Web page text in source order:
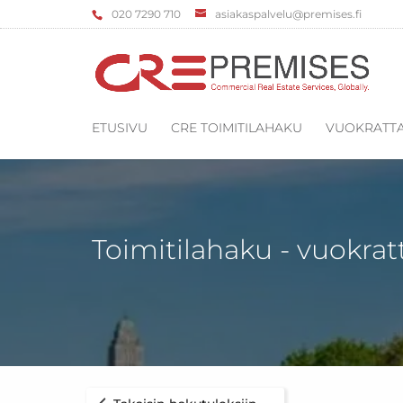
‌020 7290 710 asiakaspalvelu@premises.fi
ETUSIVU CRE TOIMITILAHAKU
Toimitilahaku -